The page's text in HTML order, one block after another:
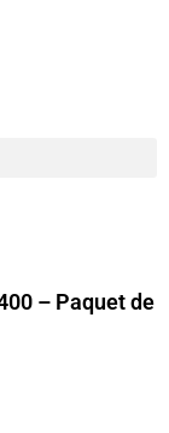
– Paquet de